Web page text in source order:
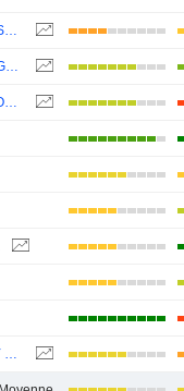
KINGDEE INTERNATIONAL SOFTWARE GROUP COMPANY LIMITED
KINGSOFT CLOUD HOLDINGS LIMITED
BEIJING SINNET TECHNOLOGY CO.,LTD
MACQUARIE TECHNOLOGY GROUP LIMITED